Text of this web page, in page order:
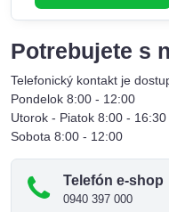
Potrebujete s
Telefonický kontakt je
Pondelok 8:00 - 12:00
Utorok - Piatok 8:00 - 16:30
Sobota 8:00 - 12:00
Telefón e-shop
0940 397 000